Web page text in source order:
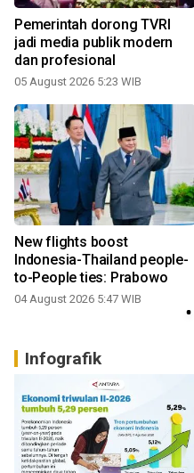
Pemerintah dorong TVRI
jadi media publik modern
dan profesional
05 August 2026 5:23 WIB
New flights boost
Indonesia-Thailand people-
to-People ties: Prabowo
04 August 2026 5:47 WIB
Infografik